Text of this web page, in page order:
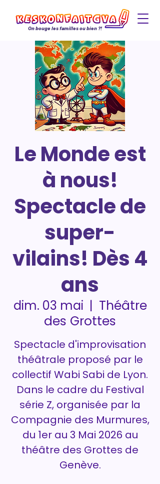
On bouge les familles ou bien ?!
Le Monde est
à nous!
Spectacle de
super-
vilains! Dès 4
ans
dim. 03 mai
  |
Théâtre
des Grottes
Spectacle d'improvisation
théâtrale proposé par le
collectif Wabi Sabi de Lyon.
Dans le cadre du Festival
série Z, organisée par la
Compagnie des Murmures,
du 1er au 3 Mai 2026 au
théâtre des Grottes de
Genève.